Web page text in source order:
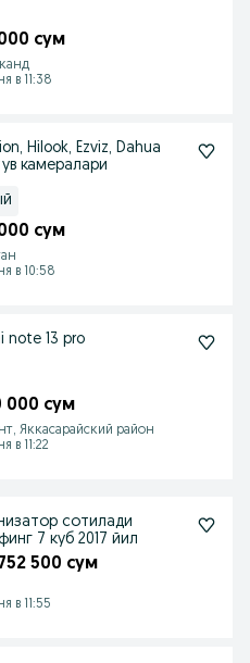
сум
в 11:38
Hilook, Ezviz, Dahua
камералари
сум
в 10:58
note 13 pro
000 сум
Яккасарайский район
в 11:22
сотилади
7 куб 2017 йил
500 сум
в 11:55